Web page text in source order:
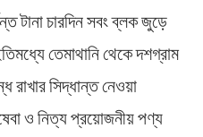
টানা চারদিন সবং ব্লক জুড়ে
তেমাথানি থেকে দশগ্রাম
রাখার সিদ্ধান্ত নেওয়া
ও নিত্য প্রয়োজনীয় পণ্য